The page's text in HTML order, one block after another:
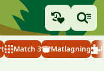
Match 3 Matlagning